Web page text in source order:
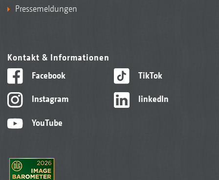
Pressemeldungen
Kontakt & Informationen
Facebook
Instagram
YouTube
TikTok
linkedIn